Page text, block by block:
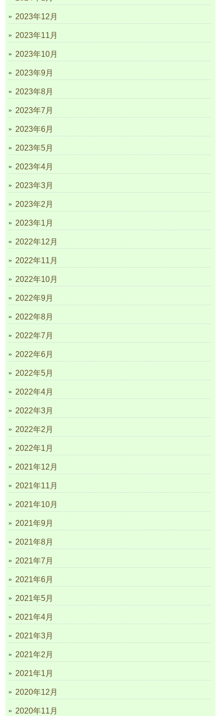
2023年12月
2023年11月
2023年10月
2023年9月
2023年8月
2023年7月
2023年6月
2023年5月
2023年4月
2023年3月
2023年2月
2023年1月
2022年12月
2022年11月
2022年10月
2022年9月
2022年8月
2022年7月
2022年6月
2022年5月
2022年4月
2022年3月
2022年2月
2022年1月
2021年12月
2021年11月
2021年10月
2021年9月
2021年8月
2021年7月
2021年6月
2021年5月
2021年4月
2021年3月
2021年2月
2021年1月
2020年12月
2020年11月